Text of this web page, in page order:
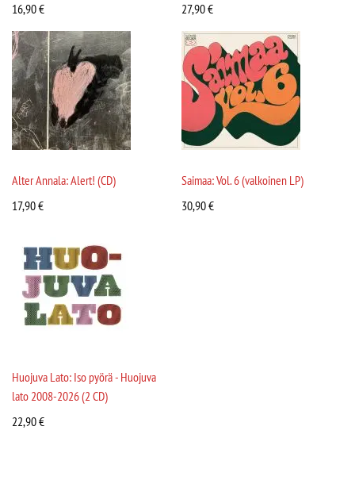
16,90€ 27,90€
Alter Annala: Alert! (CD)
17,90€
Saimaa: Vol. 6 (valkoinen LP)
30,90€
Huojuva Lato: Iso pyörä - Huojuva
lato 2008-2026 (2 CD)
22,90€